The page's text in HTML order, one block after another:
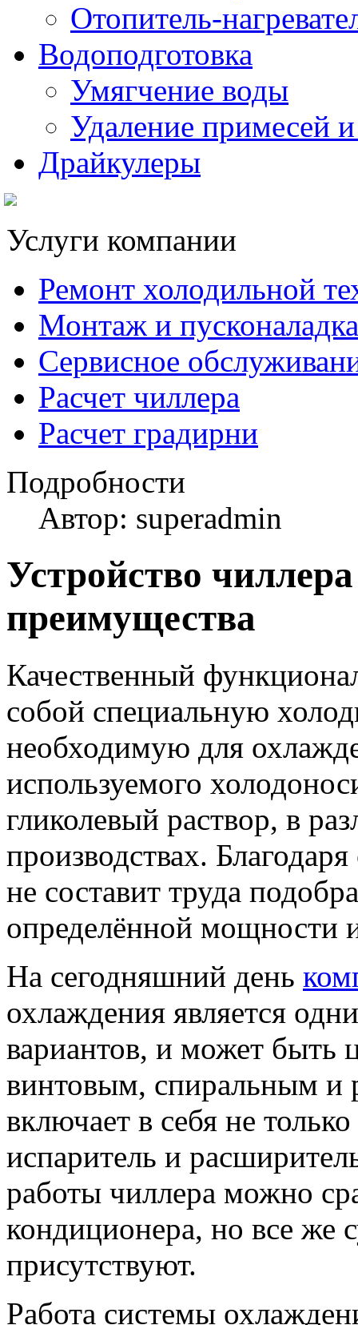
Отопитель-
Водоподготовка
Умягчение воды
Удаление примесей и
Драйкулеры
Услуги компании
Ремонт холодильной
Монтаж и пусконаладка
Сервисное
Расчет чиллера
Расчет градирни
Подробности
Автор: superadmin
Устройство
преимущества
Качественный
собой специальную
необходимую для
используемого
гликолевый раствор, в
производствах.
не составит труда
определённой мощности
На сегодняшний день
охлаждения является
вариантов, и может
винтовым, спиральным
включает в себя не
испаритель и
работы чиллера можно
кондиционера, но все же
присутствуют.
Работа системы